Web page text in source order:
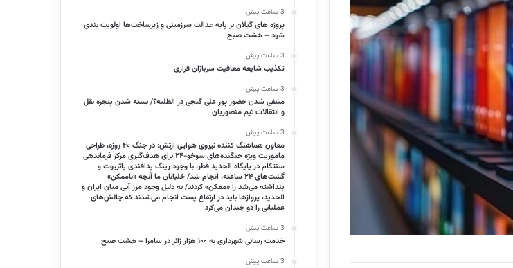
3 ساعت پیش
پروژه‌ های گیلان بر پایه عدالت سرزمینی و زیرساخت‌ها اولویت‌ بندی
شود – هشت صبح
3 ساعت پیش
تکذیب شایعه معافیت سربازان فراری
3 ساعت پیش
منتفی شدن حضور پور علی گنجی در الطلبه؟/ بسته شدن پنجره‌ نقل
و انتقالات تیم منصوریان
3 ساعت پیش
معاون هماهنگ کننده نیروی هوایی ارتش: در جنگ ۴۰ روزه، طراحی
ماموریت ویژه جنگنده‌های سوخو-۲۴ برای هدف‌گیری مرکز فرماندهی
سنتکام در پایگاه الحدید قطر، با وجود رینگ پدافندی پاتریوت و
گشت‌های ۲۴ ساعته، انجام شد/ خلبانان ما آنچه «ناممکن»
پنداشته می‌شد را «ممکن» کردند/ به دلیل وجود مرز آبی میان ایران و
الحدید، پرواز‌ها باید در ارتفاع پست انجام می‌شدند که چالش‌های
عملیاتی را دو چندان می‌کرد
3 ساعت پیش
خدمت رسانی شهرداری به ۱۰۰ هزار زائر در سامرا – هشت صبح
3 ساعت پیش